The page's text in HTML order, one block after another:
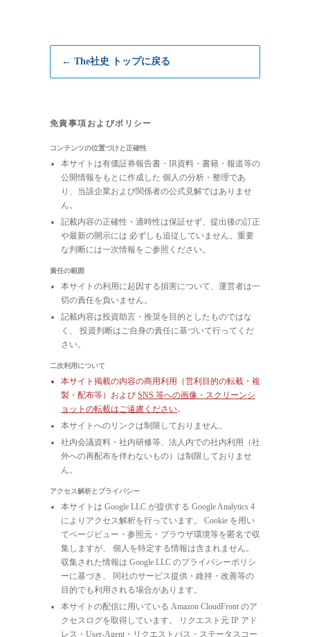
← The社史 トップに戻る
免責事項およびポリシー
コンテンツの位置づけと正確性
本サイトは有価証券報告書・IR資料・書籍・報道等の
公開情報をもとに作成した 個人の分析・整理であ
り、当該企業および関係者の公式見解ではありませ
ん。
記載内容の正確性・適時性は保証せず、提出後の訂正
や最新の開示には 必ずしも追従していません。重要
な判断には一次情報をご参照ください。
責任の範囲
本サイトの利用に起因する損害について、運営者は一
切の責任を負いません。
記載内容は投資助言・推奨を目的としたものではな
く、 投資判断はご自身の責任に基づいて行ってくだ
さい。
二次利用について
本サイト掲載の内容の商用利用（営利目的の転載・複
製・配布等）および SNS 等への画像・スクリーンシ
ョットの転載はご遠慮ください。
本サイトへのリンクは制限しておりません。
社内会議資料・社内研修等、法人内での社内利用（社
外への再配布を伴わないもの）は制限しておりませ
ん。
アクセス解析とプライバシー
本サイトは Google LLC が提供する Google Analytics 4
によりアクセス解析を行っています。 Cookie を用い
てページビュー・参照元・ブラウザ環境等を匿名で収
集しますが、 個人を特定する情報は含まれません。
収集された情報は Google LLC のプライバシーポリシ
ーに基づき、 同社のサービス提供・維持・改善等の
目的でも利用される場合があります。
本サイトの配信に用いている Amazon CloudFront のア
クセスログを取得しています。 リクエスト元 IP アド
レス・User-Agent・リクエストパス・ステータスコー